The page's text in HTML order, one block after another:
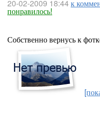
20-02-2009 18:44к
понравилось!
Собственно вернусь к